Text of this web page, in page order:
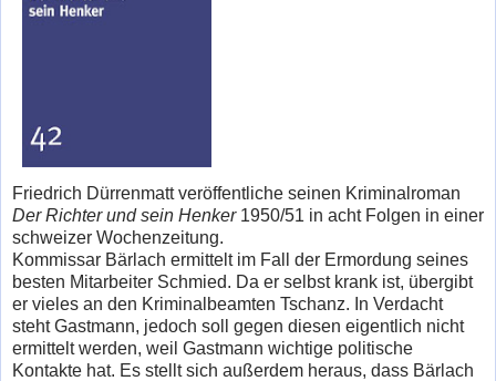
Friedrich Dürrenmatt veröffentliche seinen Kriminalroman
Der Richter und sein Henker 1950/51 in acht Folgen in einer
schweizer Wochenzeitung.
Kommissar Bärlach ermittelt im Fall der Ermordung seines
besten Mitarbeiter Schmied. Da er selbst krank ist, übergibt
er vieles an den Kriminalbeamten Tschanz. In Verdacht
steht Gastmann, jedoch soll gegen diesen eigentlich nicht
ermittelt werden, weil Gastmann wichtige politische
Kontakte hat. Es stellt sich außerdem heraus, dass Bärlach